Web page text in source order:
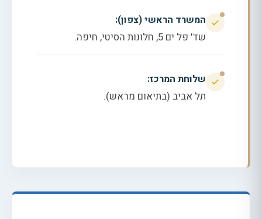
המשרד הראשי (צפון):
שד׳ פל ים 5, חלונות הסיטי, חיפה.
שלוחת המרכז:
תל אביב (בתיאום מראש).